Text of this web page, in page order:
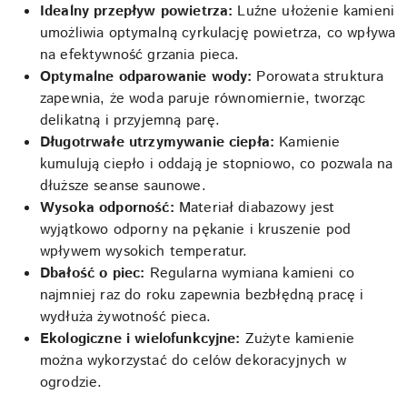
Idealny przepływ powietrza: Luźne ułożenie kamieni
umożliwia optymalną cyrkulację powietrza, co wpływa
na efektywność grzania pieca.
Optymalne odparowanie wody: Porowata struktura
zapewnia, że woda paruje równomiernie, tworząc
delikatną i przyjemną parę.
Długotrwałe utrzymywanie ciepła: Kamienie
kumulują ciepło i oddają je stopniowo, co pozwala na
dłuższe seanse saunowe.
Wysoka odporność: Materiał diabazowy jest
wyjątkowo odporny na pękanie i kruszenie pod
wpływem wysokich temperatur.
Dbałość o piec: Regularna wymiana kamieni co
najmniej raz do roku zapewnia bezbłędną pracę i
wydłuża żywotność pieca.
Ekologiczne i wielofunkcyjne: Zużyte kamienie
można wykorzystać do celów dekoracyjnych w
ogrodzie.